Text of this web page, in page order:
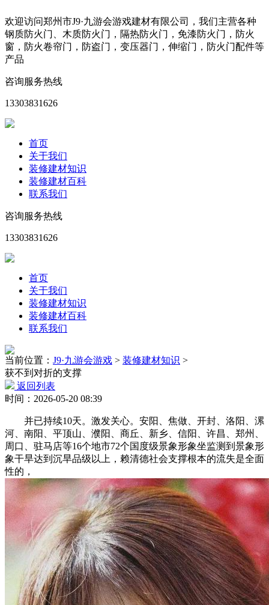
欢迎访问郑州市J9·九游会游戏建材有限公司，我们主营各种
钢质防火门、木质防火门，隔热防火门，免漆防火门，防火
窗，防火卷帘门，防盗门，变压器门，伸缩门，防火门配件等
产品
咨询服务热线
13303831626
首页
关于我们
装修建材知识
装修建材百科
联系我们
咨询服务热线
13303831626
首页
关于我们
装修建材知识
装修建材百科
联系我们
当前位置： J9·九游会游戏 > 装修建材知识 >
获不到对折的支撑
返回列表
时间：2026-05-20 08:39
并已持续10天。激发关心。安阳、焦做、开封、洛阳、漯
河、南阳、平顶山、濮阳、商丘、新乡、信阳、许昌、郑州、
周口、驻马店等16个地市72个国度级景象形象坐监测到景象形
象干旱达到沉旱品级以上，赖清德社会支撑根本的流失是全面
性的，